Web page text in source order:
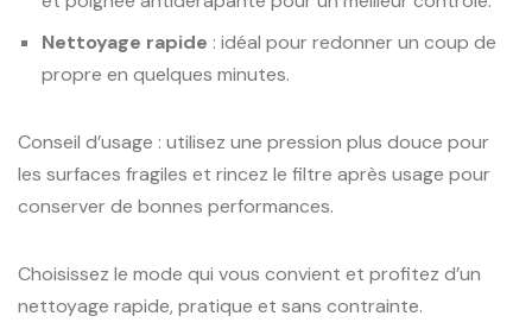
Nettoyage rapide : idéal pour redonner un coup de
propre en quelques minutes.
Conseil d’usage : utilisez une pression plus douce pour
les surfaces fragiles et rincez le filtre après usage pour
conserver de bonnes performances.
Choisissez le mode qui vous convient et profitez d’un
nettoyage rapide, pratique et sans contrainte.